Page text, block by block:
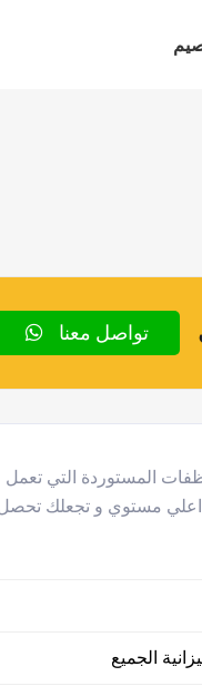
تواصل معنا
المستوردة التي تعمل
اعلي مستوي و تجعلك
الجميع